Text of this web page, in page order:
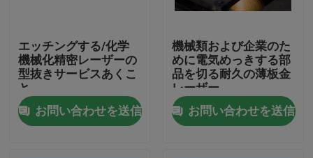
エッチングする/化学
機械化精密レーザーの
型抜きサービスあくこ
と
お問い合わせを送信
機械類および企業のた
めに電気めっきする部
品を切る耐久の薄板金
レーザー
お問い合わせを送信